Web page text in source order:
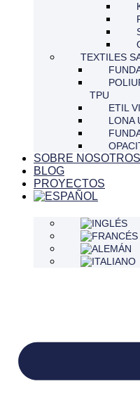
TEXTILES
TPU
ETIL
LONA
SOBRE NOSOTROS
BLOG
PROYECTOS